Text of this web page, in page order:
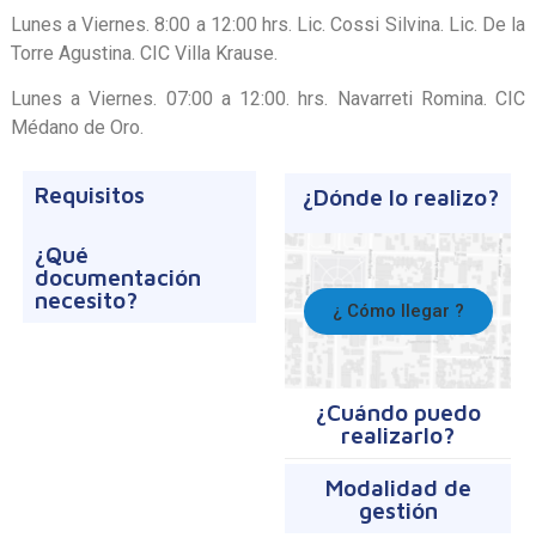
Lunes a Viernes. 8:00 a 12:00 hrs. Lic. Cossi Silvina. Lic. De la
Torre Agustina. CIC Villa Krause.
Lunes a Viernes. 07:00 a 12:00. hrs. Navarreti Romina. CIC
Médano de Oro.
Requisitos
¿Qué
documentación
necesito?
¿Dónde lo realizo?
¿ Cómo llegar ?
¿Cuándo puedo
realizarlo?
Modalidad de
gestión